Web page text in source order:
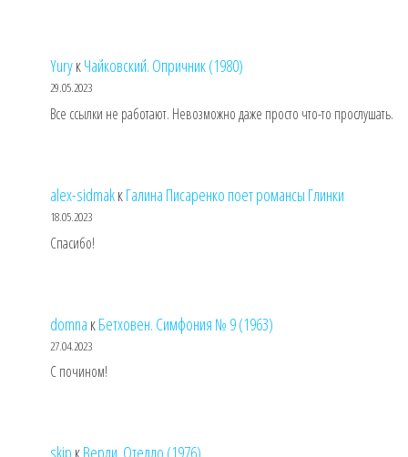
YuryкЧайковский. Опричник (1980)
29.05.2023
Все ссылки не работают. Невозможно даже просто что-то прослушать.
alex-sidmakкГалина Писаренко поет романсы Глинки
18.05.2023
Спасибо!
domna кБетховен. Симфония № 9 (1963)
27.04.2023
С почином!